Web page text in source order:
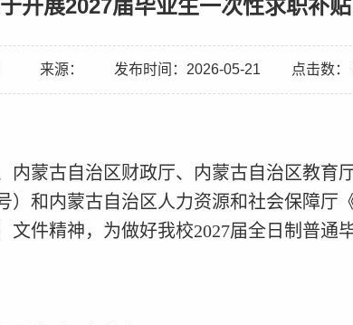
开展2027届毕业生一次性求职补
来源： 发布时间：2026-05-21 点击数：
内蒙古自治区财政厅、内蒙古自治区教育
）和内蒙古自治区人力资源和社会保障厅
文件精神， 为做好我校2027届全日制普通